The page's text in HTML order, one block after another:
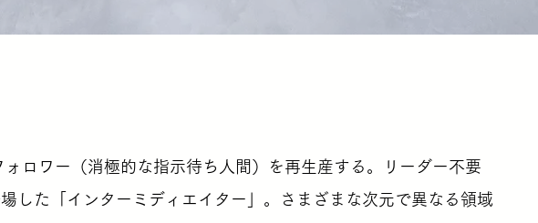
ォロワー（消極的な指示待ち人間）を再生産する。リーダー不要
した「インターミディエイター」。さまざまな次元で異なる領域